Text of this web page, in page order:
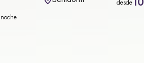
noche
desde